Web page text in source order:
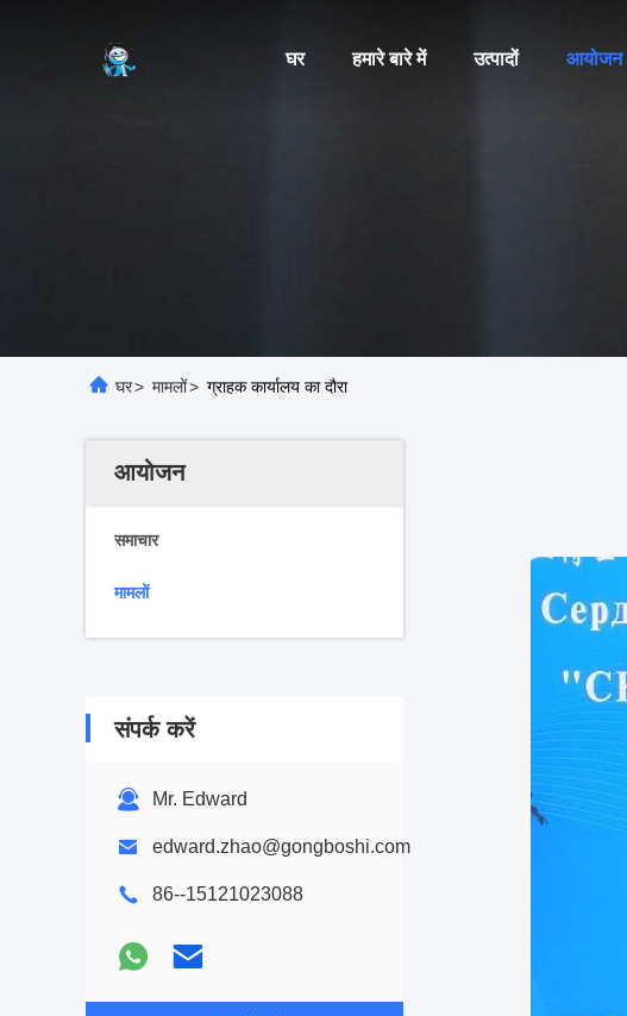
घर हमारे बारे में उत्पादों आयोजन
घर> मामलों> ग्राहक कार्यालय का दौरा
आयोजन
समाचार
मामलों
संपर्क करें
Mr. Edward
edward.zhao@gongboshi.com
86--15121023088